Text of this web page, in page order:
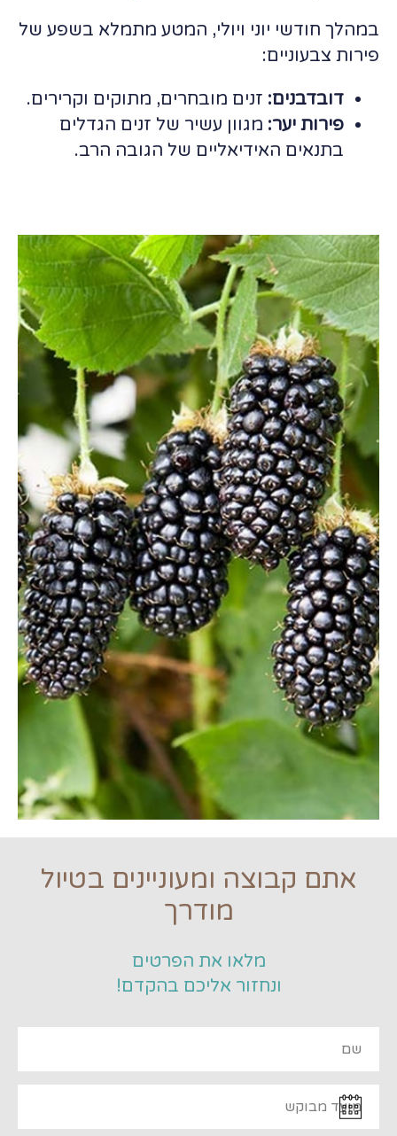
במהלך חודשי יוני ויולי, המטע מתמלא בשפע של
פירות צבעוניים:
דובדבנים: זנים מובחרים, מתוקים וקרירים.
פירות יער: מגוון עשיר של זנים הגדלים
בתנאים האידיאליים של הגובה הרב.
אתם קבוצה ומעוניינים בטיול
מודרך
מלאו את הפרטים
ונחזור אליכם בהקדם!